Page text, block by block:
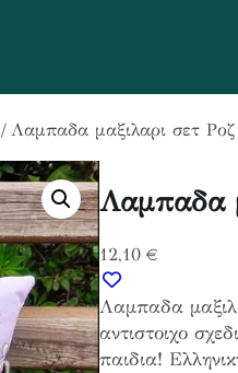
/ Λαμπαδα μαξιλαρι σετ
Λαμπαδα
12,10 €
Λαμπαδα
αντιστοιχο
παιδια!